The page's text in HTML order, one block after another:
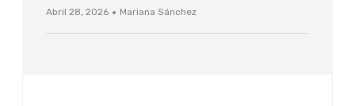
Abril 28, 2026 · Mariana Sánchez